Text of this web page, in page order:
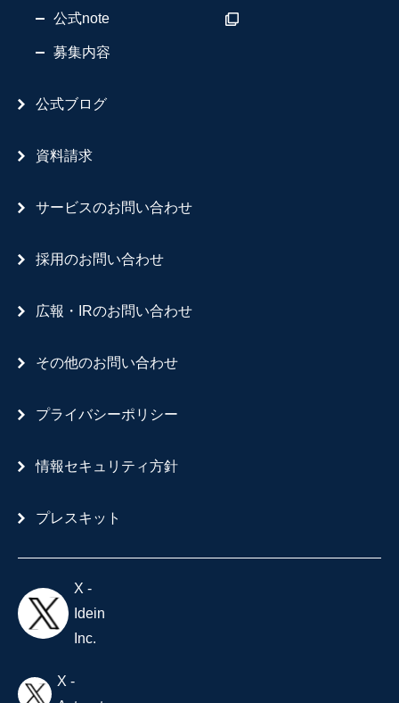
公式note
募集内容
公式ブログ
資料請求
サービスのお問い合わせ
採用のお問い合わせ
広報・IRのお問い合わせ
その他のお問い合わせ
プライバシーポリシー
情報セキュリティ方針
プレスキット
X -
Idein
Inc.
X -